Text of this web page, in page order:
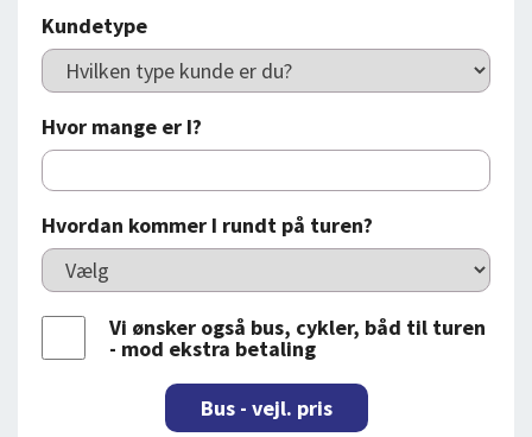
Kundetype
Hvor mange er I?
Hvordan kommer I rundt på turen?
Vi ønsker også bus, cykler, båd til turen
- mod ekstra betaling
Bus - vejl. pris